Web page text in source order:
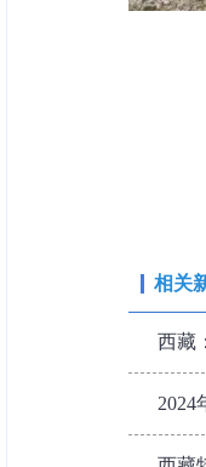
相关
西藏
2024